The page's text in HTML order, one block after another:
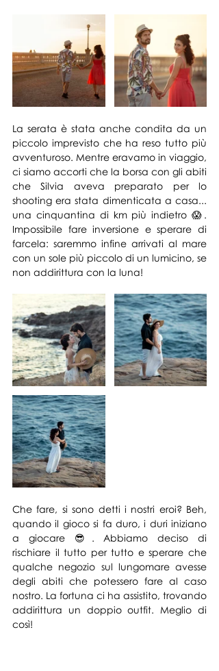
La serata è stata anche condita da un
piccolo imprevisto che ha reso tutto più
avventuroso. Mentre eravamo in viaggio,
ci siamo accorti che la borsa con gli abiti
che Silvia aveva preparato per lo
shooting era stata dimenticata a casa...
una cinquantina di km più indietro 😱.
Impossibile fare inversione e sperare di
farcela: saremmo infine arrivati al mare
con un sole più piccolo di un lumicino, se
non addirittura con la luna!
Che fare, si sono detti i nostri eroi? Beh,
quando il gioco si fa duro, i duri iniziano
a giocare 😎. Abbiamo deciso di
rischiare il tutto per tutto e sperare che
qualche negozio sul lungomare avesse
degli abiti che potessero fare al caso
nostro. La fortuna ci ha assistito, trovando
addirittura un doppio outfit. Meglio di
così!